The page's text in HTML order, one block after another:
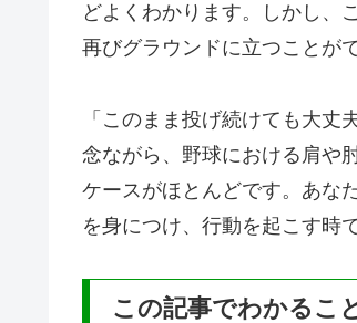
どよくわかります。しかし、
再びグラウンドに立つことが
「このまま投げ続けても大
念ながら、野球における肩や
ケースがほとんどです。あな
を身につけ、行動を起こす時で
この記事でわかるこ